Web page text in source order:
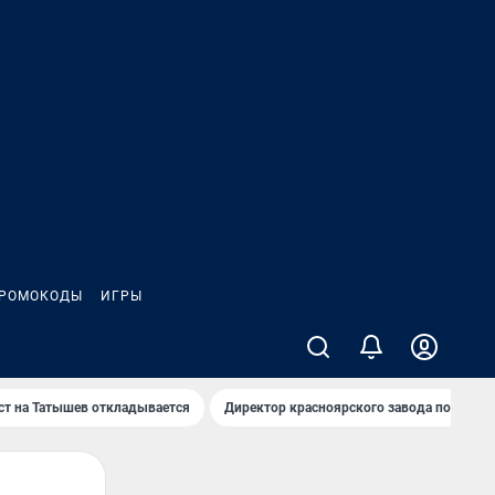
ИГРЫ
на Татышев откладывается Директор красноярского завода под